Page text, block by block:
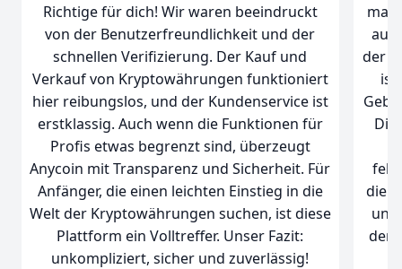
Richtige für dich! Wir waren beeindruckt
von der Benutzerfreundlichkeit und der
schnellen Verifizierung. Der Kauf und
Verkauf von Kryptowährungen funktioniert
hier reibungslos, und der Kundenservice ist
erstklassig. Auch wenn die Funktionen für
Profis etwas begrenzt sind, überzeugt
Anycoin mit Transparenz und Sicherheit. Für
Anfänger, die einen leichten Einstieg in die
Welt der Kryptowährungen suchen, ist diese
Plattform ein Volltreffer. Unser Fazit:
unkompliziert, sicher und zuverlässig!
der
ist
die
uns
den